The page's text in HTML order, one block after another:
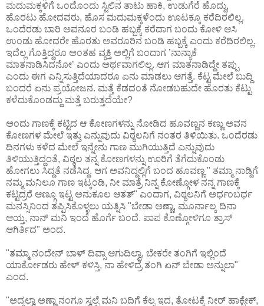
ಮದುಮಕ್ಕಳಿಗೆ ಒಂದೊಂದು ಸ್ಟಿಲಿನ ತಾಟು ಹಾಕಿ, ಉಡುಗೆರೆ ಹೊದ್ದು,
ಹೊರಟು ಹೋದವರು, ಹೊಸ ಮದುಮಕ್ಕಳೆಂದು ಊಟಕ್ಕೂ ಕರೆದಿರಲಿಲ್ಲ.
ಒಂದೆರಡು ಬಾರಿ ಅವನೂರ ಬಂಡಿ ಹಬ್ಬಕ್ಕೆ ಕರೆದಾಗ ಬಂದು ಕೋಳಿ ಆಸಿ
ಉಂಡು ಹೋದರೇ ಹೊರತು ಅವರೂರಿನ ಬಂಡಿ ಹಬ್ಬಕ್ಕೆ ಎಂದು ಕರೆದಿರಲಿಲ್ಲ.
ಇದೆಲ್ಲ ಗೊತ್ತಿದ್ದರೂ ಅಂತಹ ವ್ಯಕ್ತಿ ಅಲ್ಲಿಗೆ ಬಂದಾಗ ’ನಾನ್ಯಾಕೆ
ಮಾತನಾಡಿಸಿದನೋ’ ಎಂದು ಅರ್ಥವಾಗಲಿಲ್ಲ. ಆಗ ಮಾತನಾಡಿದ್ದೇ ತಪ್ಪು
ಎಂದು ಈಗ ಎನ್ನಿಸುತ್ತಿದೆಯಾದರೂ ಏನು ಮಾಡಲು ಆಗತ್ತೆ. ಕೆಟ್ಟ ಮೇಲೆ ಬುದ್ದಿ
ಬಂದರೆ ಏನು ಪ್ರಯೋಜನ. ಮತ್ತೆ ಕೆಡದಂತೆ ನೋಡಬಹುದೇ ಹೊರತು ಕೆಟ್ಟು
ಕಳೆದುಕೊಂಡದ್ದು ಮತ್ತೆ ಬರುತ್ತದೆಯೇ?
ಅಂದು ಗಾಣಕ್ಕೆ ಕಟ್ಟಿದ ಆ ಕೋಣಗಳನ್ನು ನೋಡಿದ ಹೂವಣ್ಣನ ಕಣ್ಣು ಅವನ
ಕೋಣಗಳ ಮೇಲೆ ಇತ್ತು ಎನ್ನುವುದು ವಿಠ್ಠಲನಿಗೆ ನಂತರ ತಿಳಿಯಿತು. ಒಂದೆರಡು
ದಿನಗಳು ಕಳೆದ ಮೇಲೆ ಇನ್ನೇನು ಗಾಣ ಮುಗಿಯುತ್ತಿದೆ ಎನ್ನುವುದು
ತಿಳಿಯುತ್ತಿದ್ದಂತೆ, ವಿಠ್ಠಲ ತನ್ನ ಕೋಣಗಳನ್ನು ಊರಿಗೆ ತೆಗೆದುಕೊಂಡು
ಹೋಗಲು ಸಿದ್ದತೆ ನಡೆಸಿದ್ದ. ಆಗ ಅವನಿದ್ದಲ್ಲಿಗೆ ಬಂದ ಹೂವಣ್ಣ " ತಮ್ಮಾ ನಾಡ್ದಿಗೆ
ನಮ್ಮ ಮನಿಲೂ ಗಾಣ ಇಟ್ಕಂಡಿ, ನೀ ಮಾತ್ರೆ ನಿನ್ನ ಕೋಣ್ಗೋಳ ನನ್ನ ಗಾಣಕ್ಕೆ
ಕಟ್ಟದ್ರರೆ ಆಣ್ಗೂ ಇಟ್ಟ ಅನುಕೂಲ ಆತತ್" ಎಂದಾಗ, ವಿಠ್ಠಲನಿಗೆ ಅರ್ಧಂಬರ್ಧ
ಮನಸ್ಸಿನಿಂದ ತಪ್ಪಿಸಿಕೊಳ್ಳಲು ಯತ್ನಿಸಿ "ಬೇಡಾ ಅಣ್ಣಾ, ಮೂರ್ನಾಲ್ಕ ದಿನಾ
ಆಯ್ತ, ನಾನ್ ಮನಿ ಇಂದೆ ಹೊರ್ಗೆ ಬಂದೆ. ಪಾಪ ಕೊಣ್ಗೋಳಿಗೂ ತ್ರಾಸ್
ಆಗಿರ್ತಿದ" ಅಂದ.
"ತಮ್ಮಾ ನಂದೇನ್ ಬಾಳ್ ದಿವ್ಸಾ ಆಗುದಿಲ್ವಾ, ಬೇಕರೇ ತಂಗಿಗೆ ಇಲ್ಲಿಂದೆ
ಯಾರ್ಕೋಡರು ಹೇಳ್ ಕಳಿಸ್ತಿ, ನಾ ಹೇಳಿದ್ರೆ ತಂಗಿ ಏನ್ ಬೇಡಾ ಅನ್ನುಲಾ"
ಎಂದ.
"ಅದ್ಕಲ್ವಾ ಅಣ್ಣಾ ನಂಗೂ ಸ್ವಲ್ಪೆ ಮನಿ ಬದಿಗೆ ಕೆಲ್ಸ ಇದ, ತೋಟಕ್ಕೆ ನೀರ್ ಹಾಕ್ಬೇಕ್,